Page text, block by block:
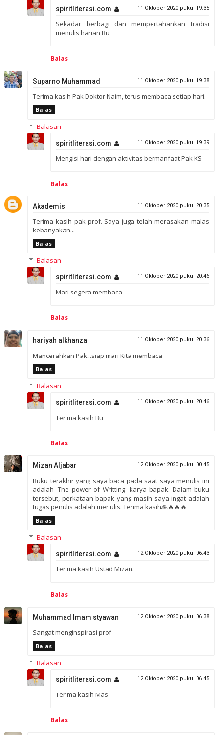
spiritliterasi.com 11 Oktober 2020 pukul 19.35
Sekadar berbagi dan mempertahankan tradisi
menulis harian Bu
Balas
Suparno Muhammad 11 Oktober 2020 pukul 19.38
Terima kasih Pak Doktor Naim, terus membaca setiap hari.
Balas
Balasan
spiritliterasi.com 11 Oktober 2020 pukul 19.39
Mengisi hari dengan aktivitas bermanfaat Pak KS
Balas
Akademisi 11 Oktober 2020 pukul 20.35
Terima kasih pak prof. Saya juga telah merasakan malas
kebanyakan...
Balas
Balasan
spiritliterasi.com 11 Oktober 2020 pukul 20.46
Mari segera membaca
Balas
hariyah alkhanza 11 Oktober 2020 pukul 20.36
Mancerahkan Pak...siap mari Kita membaca
Balas
Balasan
spiritliterasi.com 11 Oktober 2020 pukul 20.46
Terima kasih Bu
Balas
Mizan Aljabar 12 Oktober 2020 pukul 00.45
Buku terakhir yang saya baca pada saat saya menulis ini
adalah 'The power of Writting' karya bapak. Dalam buku
tersebut, perkataan bapak yang masih saya ingat adalah
tugas penulis adalah menulis. Terima kasih🙏🔥🔥🔥
Balas
Balasan
spiritliterasi.com 12 Oktober 2020 pukul 06.43
Terima kasih Ustad Mizan.
Balas
Muhammad Imam styawan 12 Oktober 2020 pukul 06.38
Sangat menginspirasi prof
Balas
Balasan
spiritliterasi.com 12 Oktober 2020 pukul 06.45
Terima kasih Mas
Balas